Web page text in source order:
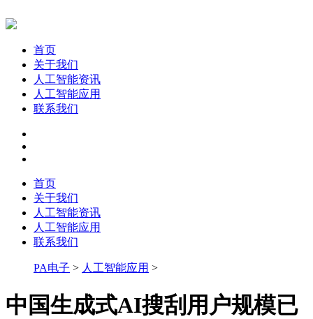
首页
关于我们
人工智能资讯
人工智能应用
联系我们
首页
关于我们
人工智能资讯
人工智能应用
联系我们
PA电子 > 人工智能应用 >
中国生成式AI搜刮用户规模已